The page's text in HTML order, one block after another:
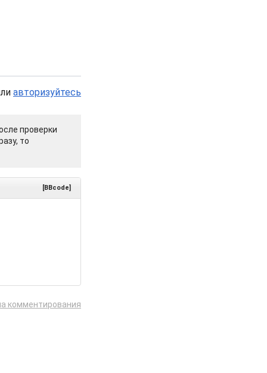
авторизуйтесь
проверки
то
[BBcode]
комментирования